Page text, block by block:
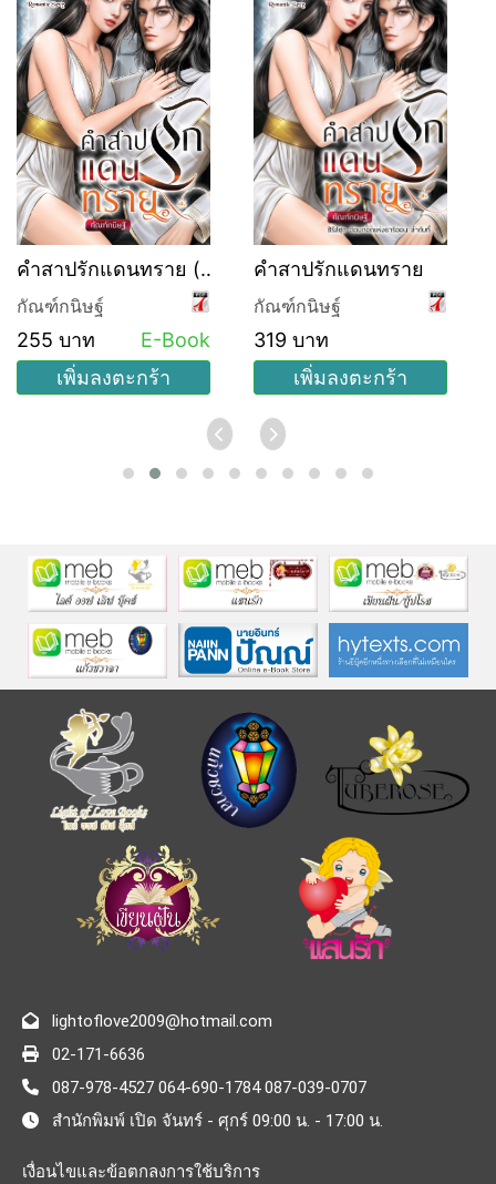
คำสาปรักแดนทราย (ซี
รีส์ชุด อ้อมกอดแห่งธาริ
ออน ลำดับที่ 1)
กัณฑ์กนิษฐ์
255 บาท
E-Book
เพิ่มลงตะกร้า
คำสาปรักแดนทราย
กัณฑ์กนิษฐ์
319 บาท
เพิ่มลงตะกร้า
lightoflove2009@hotmail.com
02-171-6636
087-978-4527 064-690-1784 087-039-0707
สำนักพิมพ์ เปิด จันทร์ - ศุกร์ 09:00 น. - 17:00 น.
เงื่อนไขและข้อตกลงการใช้บริการ